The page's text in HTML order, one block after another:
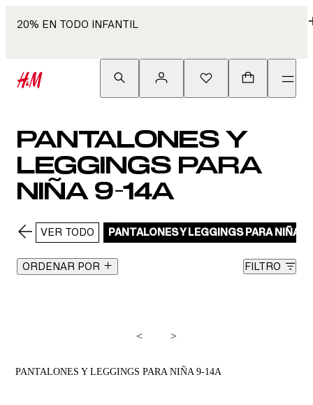
20% EN TODO INFANTIL
PANTALONES Y
LEGGINGS PARA
NIÑA 9-14A
VER TODO PANTALONES Y LEGGINGS PARA NIÑA
ORDENAR POR FILTRO
< >
PANTALONES Y LEGGINGS PARA NIÑA 9-14A